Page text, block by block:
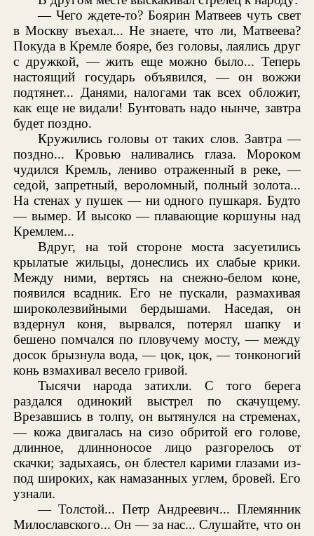
— Чего ждете-то? Боярин Матвеев чуть свет
в Москву въехал... Не знаете, что ли, Матвеева?
Покуда в Кремле бояре, без головы, лаялись друг
с дружкой, — жить еще можно было... Теперь
настоящий государь объявился, — он вожжи
подтянет... Данями, налогами так всех обложит,
как еще не видали! Бунтовать надо нынче, завтра
будет поздно.
Кружились головы от таких слов. Завтра —
поздно... Кровью наливались глаза. Мороком
чудился Кремль, лениво отраженный в реке, —
седой, запретный, вероломный, полный золота...
На стенах у пушек — ни одного пушкаря. Будто
— вымер. И высоко — плавающие коршуны над
Кремлем...
Вдруг, на той стороне моста засуетились
крылатые жильцы, донеслись их слабые крики.
Между ними, вертясь на снежно-белом коне,
появился всадник. Его не пускали, размахивая
широколезвийными бердышами. Наседая, он
вздернул коня, вырвался, потерял шапку и
бешено помчался по пловучему мосту, — между
досок брызнула вода, — цок, цок, — тонконогий
конь взмахивал весело гривой.
Тысячи народа затихли. С того берега
раздался одинокий выстрел по скачущему.
Врезавшись в толпу, он вытянулся на стременах,
— кожа двигалась на сизо обритой его голове,
длинное, длинноносое лицо разгорелось от
скачки; задыхаясь, он блестел карими глазами из-
под широких, как намазанных углем, бровей. Его
узнали.
— Толстой... Петр Андреевич... Племянник
Милославского... Он — за нас... Слушайте, что он